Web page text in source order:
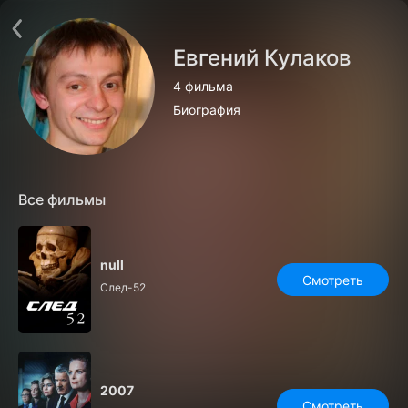
Евгений Кулаков
4 фильма
Биография
Все фильмы
null
След-52 Смотреть
2007
О сервисе
Пользовательское соглашение
Политика конфиденциальности
Для партнёров
Открыть приложение
Установить на ТВ
Бесплатные каналы